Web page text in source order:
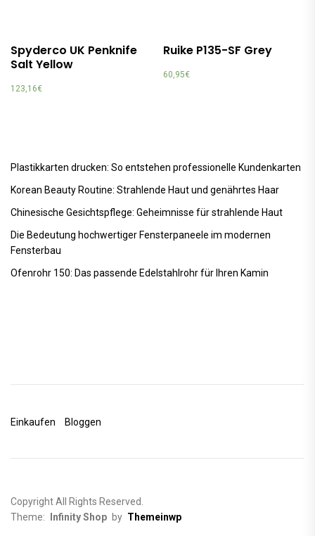
Spyderco UK Penknife
Salt Yellow
123,16€
Ruike P135-SF Grey
60,95€
Plastikkarten drucken: So entstehen professionelle Kundenkarten
Korean Beauty Routine: Strahlende Haut und genährtes Haar
Chinesische Gesichtspflege: Geheimnisse für strahlende Haut
Die Bedeutung hochwertiger Fensterpaneele im modernen
Fensterbau
Ofenrohr 150: Das passende Edelstahlrohr für Ihren Kamin
Einkaufen Bloggen
Copyright All Rights Reserved.
Theme:
Infinity Shop by Themeinwp